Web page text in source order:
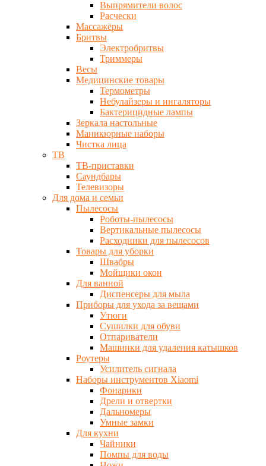
Выпрямители волос
Расчески
Массажёры
Бритвы
Электробритвы
Триммеры
Весы
Медицинские товары
Термометры
Небулайзеры и ингаляторы
Бактерицидные лампы
Зеркала настольные
Маникюрные наборы
Чистка лица
ТВ
ТВ-приставки
Саундбары
Телевизоры
Для дома и семьи
Пылесосы
Роботы-пылесосы
Вертикальные пылесосы
Расходники для пылесосов
Товары для уборки
Швабры
Мойщики окон
Для ванной
Диспенсеры для мыла
Приборы для ухода за вещами
Утюги
Сушилки для обуви
Отпариватели
Машинки для удаления катышков
Роутеры
Усилитель сигнала
Наборы инструментов Xiaomi
Фонарики
Дрели и отвертки
Дальномеры
Умные замки
Для кухни
Чайники
Помпы для воды